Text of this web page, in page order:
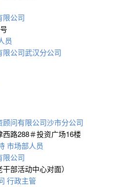
限公司
员
公司武汉分公司
问有限公司沙市分公司
路288＃投资广场16楼
市场部人员
限公司
部活动中心对面）
行政主管